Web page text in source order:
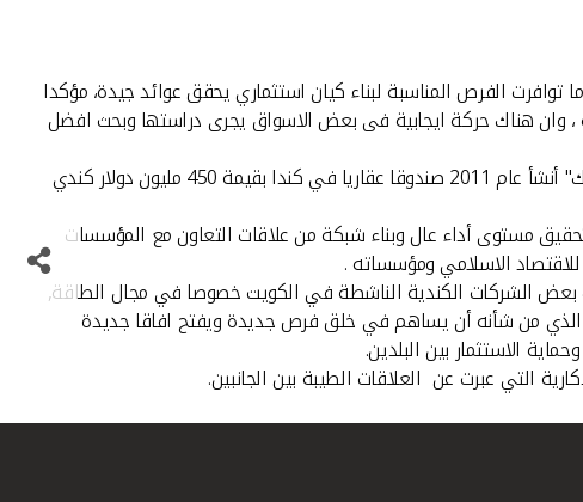
الفرص المناسبة لبناء كيان استثماري يحقق عوائد جيدة، مؤكدا
، وان هناك حركة ايجابية فى بعض الاسواق يجرى دراستها وبحث افضل
وخلال لقائه مع السفير الكندي لدى دولة الكويت دوغلاس جورج أعرب العمر عن سعادة بيتك وتقديره لهذه الزيارة، مشيرا إلى أن "بيتك" أنشأ عام 2011 صندوقا عقاريا في كندا بقيمة 450 مليون دولار كندي
مستوى أداء عال وبناء شبكة من علاقات التعاون مع المؤسسات
الاسلامي ومؤسساته .
دولار في عام 2011 وذلك بزيادة 43% عن العام الذي سبقه, وهناك بعض الشركات الكندية الناشطة في الكويت خصوصا في مجال الطاقة,
الذي من شأنه أن يساهم في خلق فرص جديدة ويفتح افاقا جديدة
التي عبرت عن العلاقات الطيبة بين الجانبين.